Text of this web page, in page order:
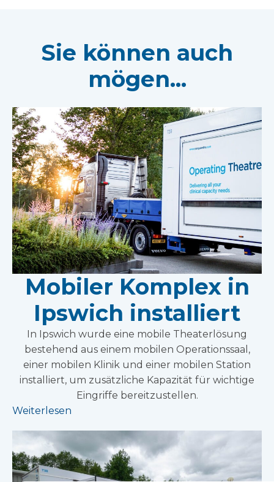
Sie können auch
mögen...
Mobiler Komplex in
Ipswich installiert
In Ipswich wurde eine mobile Theaterlösung
bestehend aus einem mobilen Operationssaal,
einer mobilen Klinik und einer mobilen Station
installiert, um zusätzliche Kapazität für wichtige
Eingriffe bereitzustellen.
Weiterlesen